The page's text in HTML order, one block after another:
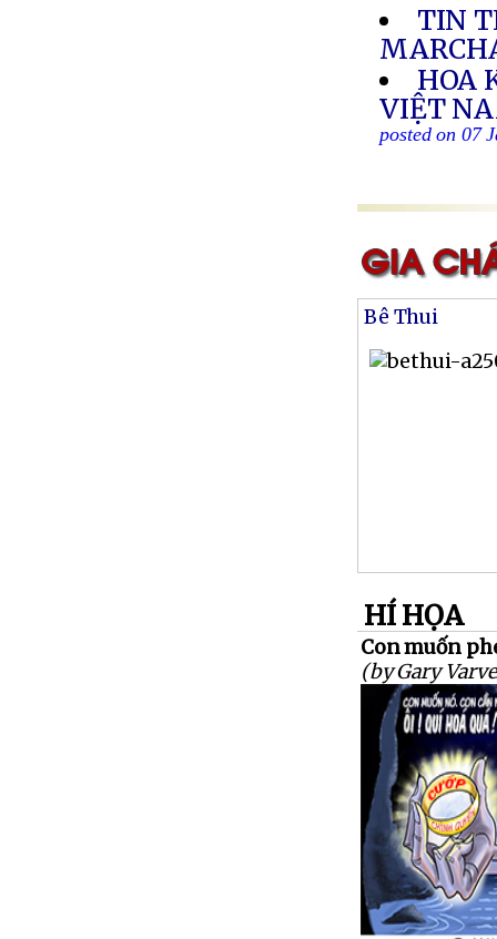
TIN
HOA
VIỆT
posted on 07
Bê Thui
HÍ HỌA
Con muốn
(by Gary